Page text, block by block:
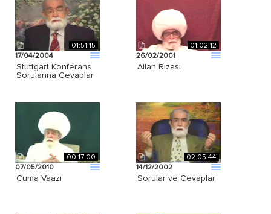
01:51:15
17/04/2004
Stuttgart Konferans
Sorularına Cevaplar
01:02:12
26/02/2001
Allah Rızası
00:17:00
07/05/2010
Cuma Vaazı
02:05:44
14/12/2002
Sorular ve Cevaplar